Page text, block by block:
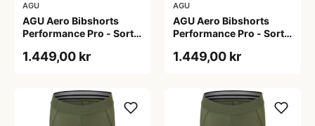
AGU
AGU Aero Bibshorts
Performance Pro - Sort -
1.449,00 kr
AGU
AGU Aero Bibshorts
Performance Pro - Sort -
1.449,00 kr